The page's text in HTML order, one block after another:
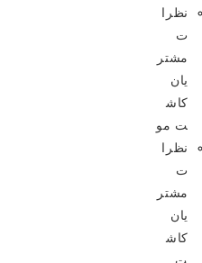
نظرا
ت
مشتر
یان
کاش
ت مو
نظرا
ت
مشتر
یان
کاش